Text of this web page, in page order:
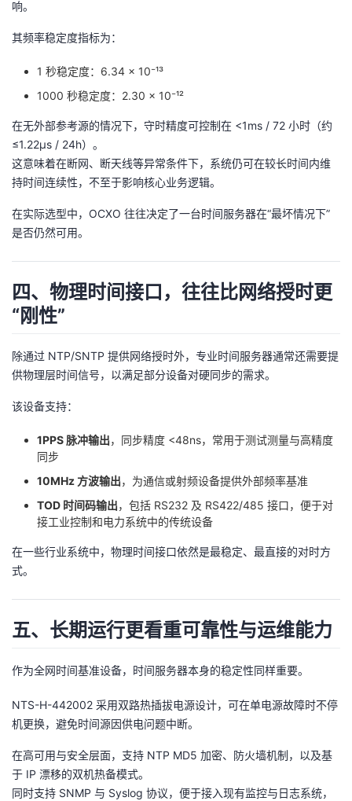
响。
其频率稳定度指标为：
1 秒稳定度：6.34 × 10⁻¹³
1000 秒稳定度：2.30 × 10⁻¹²
在无外部参考源的情况下，守时精度可控制在 <1ms / 72 小时（约
≤1.22μs / 24h）。
这意味着在断网、断天线等异常条件下，系统仍可在较长时间内维
持时间连续性，不至于影响核心业务逻辑。
在实际选型中，OCXO 往往决定了一台时间服务器在“最坏情况下”
是否仍然可用。
四、物理时间接口，往往比网络授时更
“刚性”
除通过 NTP/SNTP 提供网络授时外，专业时间服务器通常还需要提
供物理层时间信号，以满足部分设备对硬同步的需求。
该设备支持：
1PPS 脉冲输出​，同步精度 <48ns，常用于测试测量与高精度
同步
10MHz 方波输出​，为通信或射频设备提供外部频率基准
TOD 时间码输出​，包括 RS232 及 RS422/485 接口，便于对
接工业控制和电力系统中的传统设备
在一些行业系统中，物理时间接口依然是最稳定、最直接的对时方
式。
五、长期运行更看重可靠性与运维能力
作为全网时间基准设备，时间服务器本身的稳定性同样重要。
NTS-H-442002 采用双路热插拔电源设计，可在单电源故障时不停
机更换，避免时间源因供电问题中断。
在高可用与安全层面，支持 NTP MD5 加密、防火墙机制，以及基
于 IP 漂移的双机热备模式。
同时支持 SNMP 与 Syslog 协议，便于接入现有监控与日志系统，